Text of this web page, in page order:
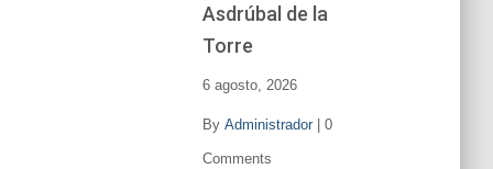
Asdrúbal de la
Torre
6 agosto, 2026
By Administrador| 0
Comments